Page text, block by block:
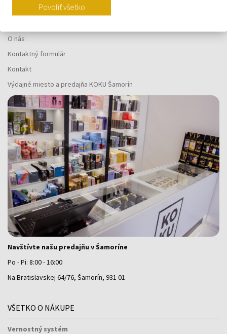
O SPOLOČNOSTI
O nás
Kontaktný formulár
Kontakt
Výdajné miesto a predajňa KOKU Šamorín
Navštívte našu predajňu v Šamoríne
Po - Pi: 8:00 - 16:00
Na Bratislavskej 64/76, Šamorín, 931 01
VŠETKO O NÁKUPE
Vernostný systém
Povoliť všetko